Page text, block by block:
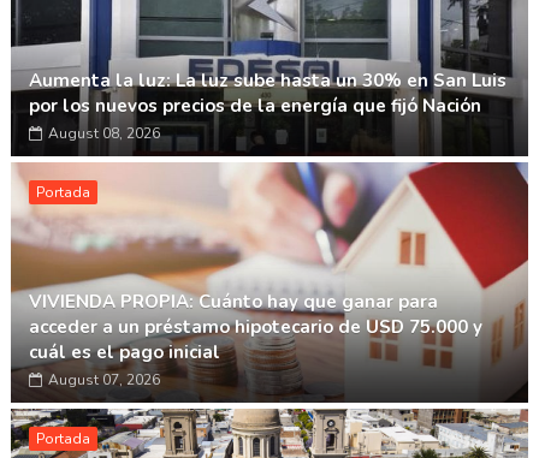
Aumenta la luz: La luz sube hasta un 30% en San Luis
por los nuevos precios de la energía que fijó Nación
August 08, 2026
Portada
VIVIENDA PROPIA: Cuánto hay que ganar para
acceder a un préstamo hipotecario de USD 75.000 y
cuál es el pago inicial
August 07, 2026
Portada